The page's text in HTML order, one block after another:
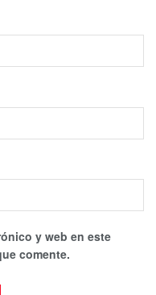
y web en este
comente.